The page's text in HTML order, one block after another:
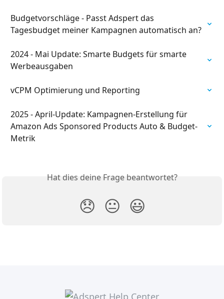
Budgetvorschläge - Passt Adspert das
Tagesbudget meiner Kampagnen automatisch an?
2024 - Mai Update: Smarte Budgets für smarte
Werbeausgaben
vCPM Optimierung und Reporting
2025 - April-Update: Kampagnen-Erstellung für
Amazon Ads Sponsored Products Auto & Budget-
Metrik
Hat dies deine Frage beantwortet?
😞 😐 😃